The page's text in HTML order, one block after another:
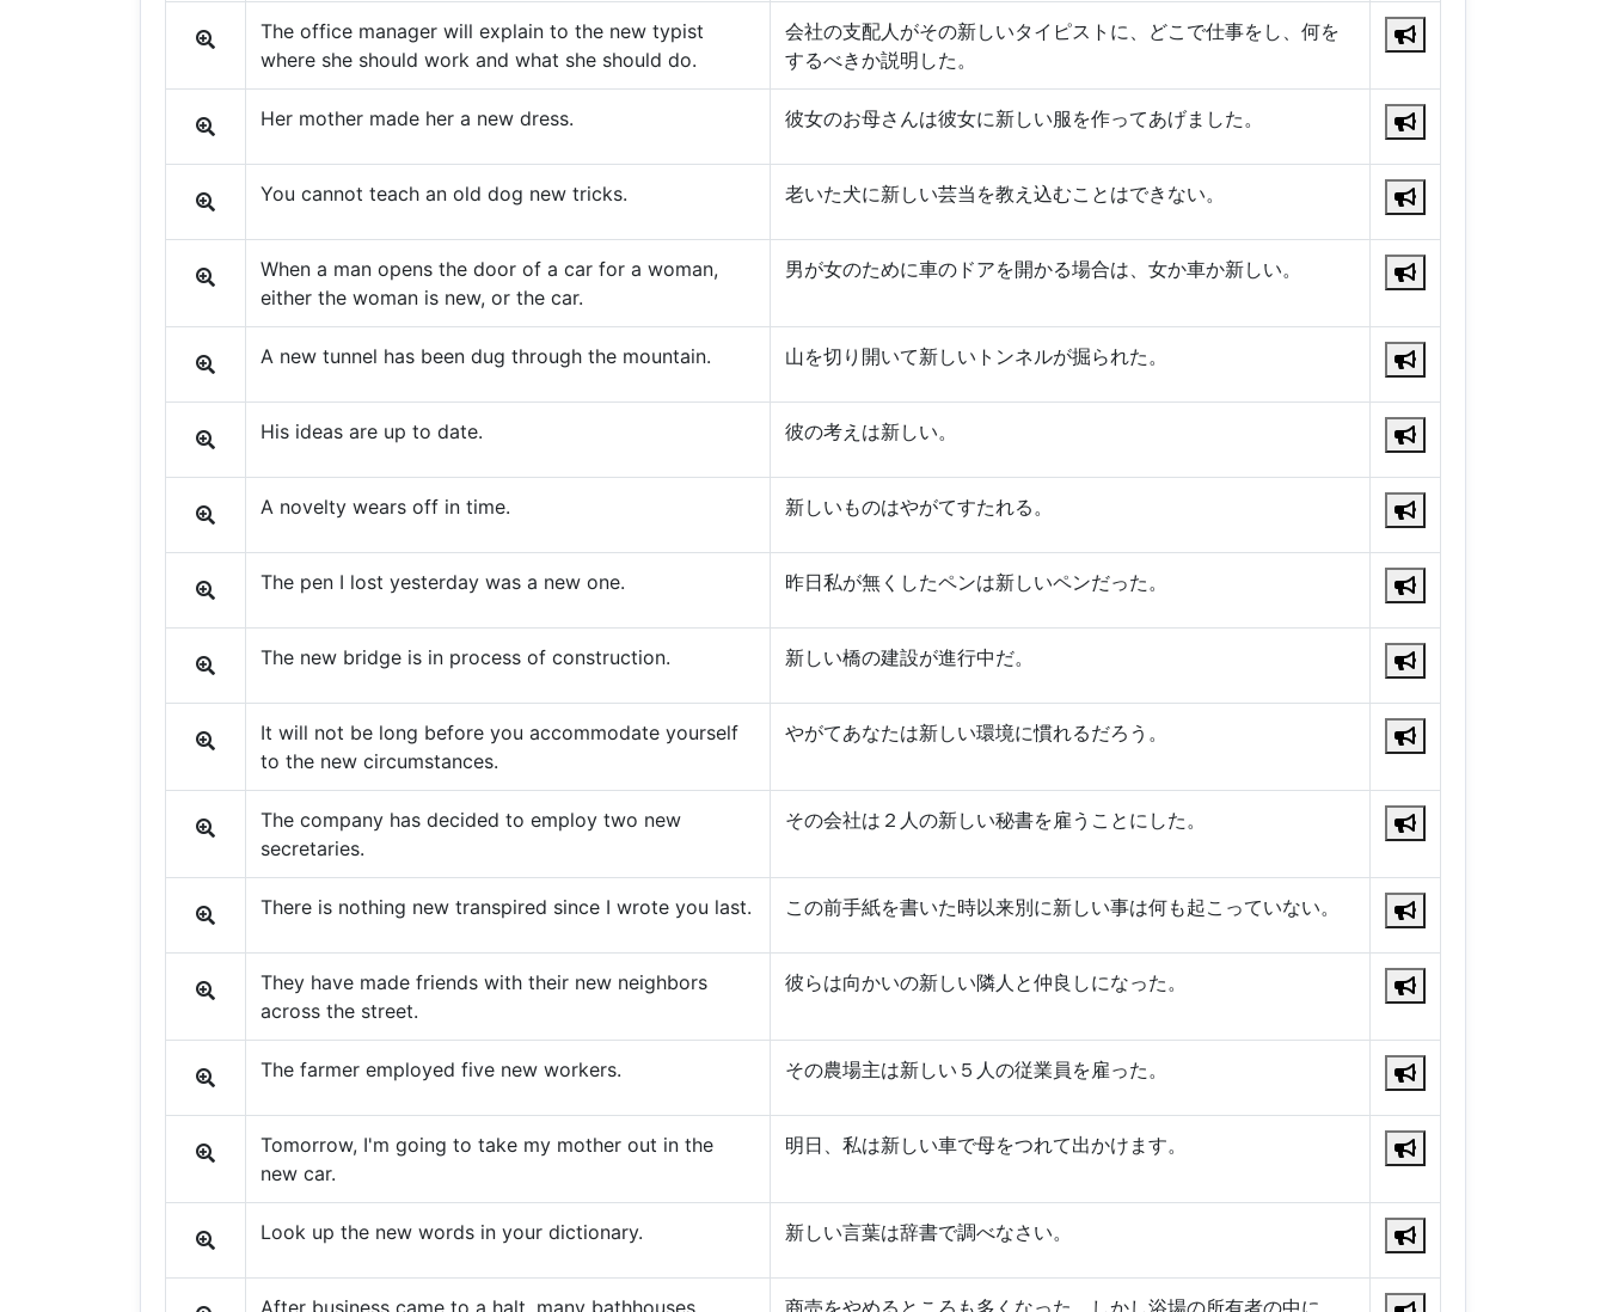
The office manager will explain to the new typist
where she should work and what she should do.
会社の支配人がその新しいタイピストに、どこで仕事をし、何を
するべきか説明した。
Her mother made her a new dress. 彼女のお母さんは彼女に新しい服を作ってあげました。
You cannot teach an old dog new tricks. 老いた犬に新しい芸当を教え込むことはできない。
When a man opens the door of a car for a woman,
either the woman is new, or the car.
男が女のために車のドアを開かる場合は、女か車か新しい。
A new tunnel has been dug through the mountain. 山を切り開いて新しいトンネルが掘られた。
His ideas are up to date. 彼の考えは新しい。
A novelty wears off in time. 新しいものはやがてすたれる。
The pen I lost yesterday was a new one. 昨日私が無くしたペンは新しいペンだった。
The new bridge is in process of construction. 新しい橋の建設が進行中だ。
It will not be long before you accommodate yourself
to the new circumstances.
やがてあなたは新しい環境に慣れるだろう。
The company has decided to employ two new
secretaries.
その会社は２人の新しい秘書を雇うことにした。
There is nothing new transpired since I wrote you last. この前手紙を書いた時以来別に新しい事は何も起こっていない。
They have made friends with their new neighbors
across the street.
彼らは向かいの新しい隣人と仲良しになった。
The farmer employed five new workers. その農場主は新しい５人の従業員を雇った。
Tomorrow, I'm going to take my mother out in the
new car.
明日、私は新しい車で母をつれて出かけます。
Look up the new words in your dictionary. 新しい言葉は辞書で調べなさい。